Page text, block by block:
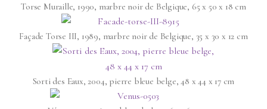
Torse Muraille, 1990, marbre noir de Belgique, 65 x 50 x 18 cm
Façade Torse III, 1989, marbre noir de Belgique, 35 x 30 x 12 cm
Sorti des Eaux, 2004, pierre bleue belge, 48 x 44 x 17 cm